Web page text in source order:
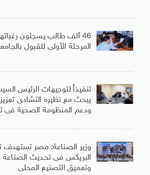
46 ألف طالب يسجلون
المرحلة الأولى للقبول
تنفيذاً لتوجيهات الرئيس
يبحث مع نظيره التشادى
ودعم المنظومة الصحية فى
وزير الصناعة: مصر
البريكس فى تحديث الصناعة
وتعميق التصنيع المحلى